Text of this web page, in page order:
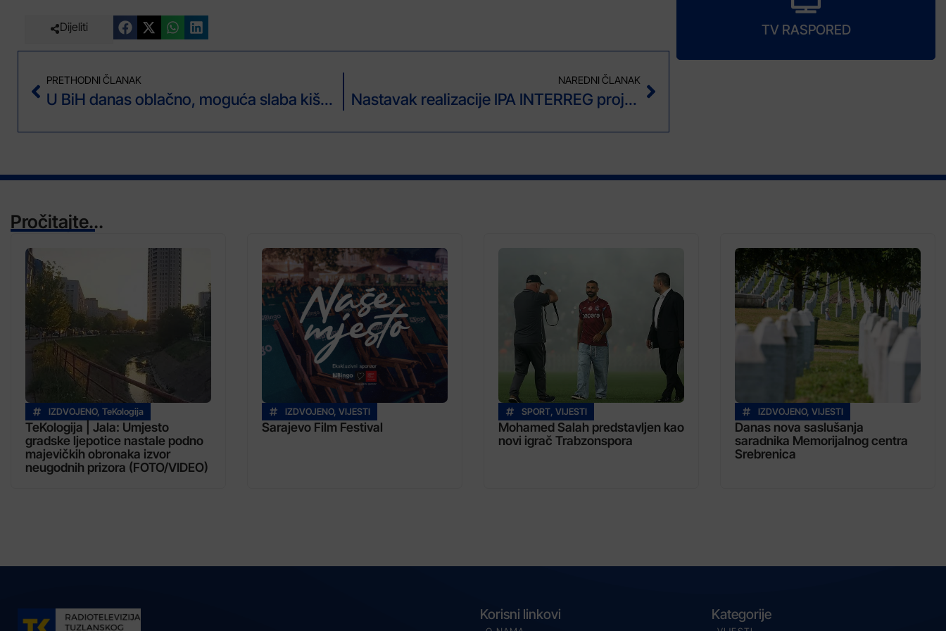
Dijeliti
PRETHODNI ČLANAK
U BiH danas oblačno, moguća slaba kiša i snijeg
NAREDNI ČLANAK
Nastavak realizacije IPA INTERREG projekta energetske obnove škola
TV RASPORED
Pročitajte...
IZDVOJENO, TeKologija
TeKologija | Jala: Umjesto
gradske ljepotice nastale podno
majevičkih obronaka izvor
neugodnih prizora (FOTO/VIDEO)
IZDVOJENO, VIJESTI
Sarajevo Film Festival
SPORT VIJESTI
Mohamed Salah predstavljen kao
novi igrač Trabzonspora
IZDVOJENO, VIJESTI
Danas nova saslušanja
saradnika Memorijalnog centra
Srebrenica
Korisni linkovi Kategorije